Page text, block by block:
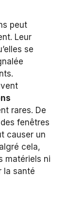
peut
Leur
se
rares. De
fenêtres
causer un
cela,
matériels ni
la santé